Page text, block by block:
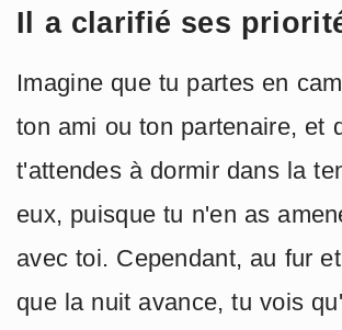
Il a clarifié ses
Imagine que tu partes en
ton ami ou ton partenaire, et
t'attendes à dormir dans la
eux, puisque tu n'en as
avec toi. Cependant, au fur
que la nuit avance, tu vois